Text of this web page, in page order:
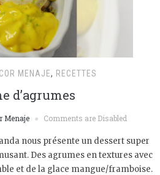
MENAJE, RECETTES
d’agrumes
Menaje Comments are Disabled
nous présente un dessert super
Des agrumes en textures avec
et de la glace mangue/framboise.